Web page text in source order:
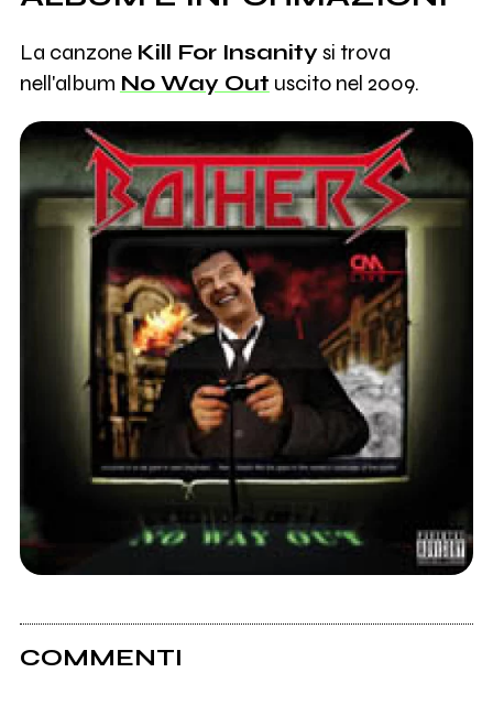
La canzone Kill For Insanitysi trova
nell'album No Way Out uscito nel 2009.
COMMENTI